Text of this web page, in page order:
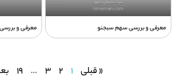
معرفی و بررسی سهم سبجنو معرفی و
« قبلی 1
2
3
…
19